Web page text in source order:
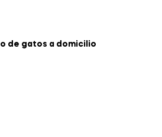
de gatos a domicilio